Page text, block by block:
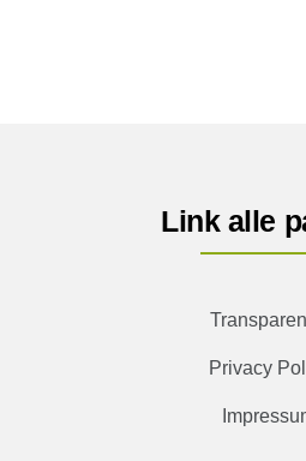
Link alle
Privacy